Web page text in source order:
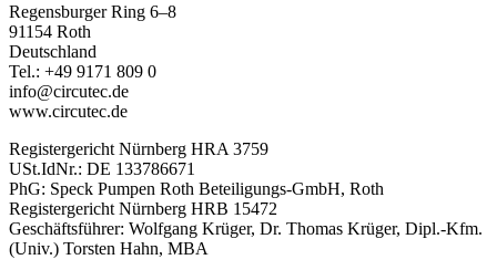
Regensburger Ring 6–8
91154 Roth
Deutschland
Tel.: +49 9171 809 0
info@circutec.de
www.circutec.de
Registergericht Nürnberg HRA 3759
USt.IdNr.: DE 133786671
PhG: Speck Pumpen Roth Beteiligungs-GmbH, Roth
Registergericht Nürnberg HRB 15472
Geschäftsführer: Wolfgang Krüger, Dr. Thomas Krüger, Dipl.-Kfm.
(Univ.) Torsten Hahn, MBA